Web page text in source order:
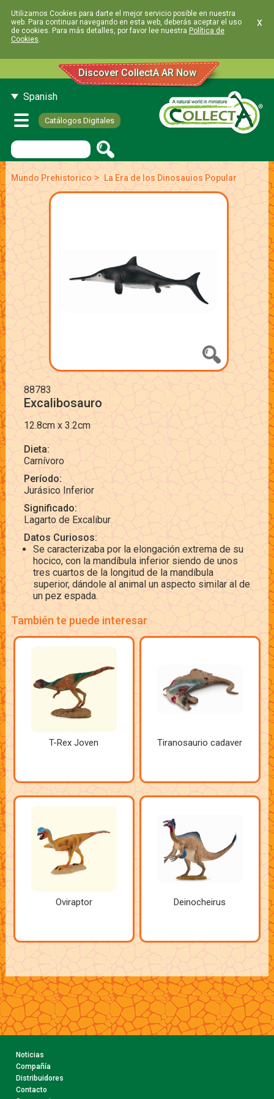
Utilizamos Cookies para darte el mejor servicio posible en nuestra
web. Para continuar navegando en esta web, deberás aceptar el uso
de cookies. Para más detalles, por favor lee nuestra Política de
Cookies.
x
Discover CollectA AR Now
Spanish
Catálogos Digitales
Mundo Prehistorico > La Era de los Dinosauios Popular
88783
Excalibosauro
12.8cm x 3.2cm
Dieta:
Carnívoro
Período:
Jurásico Inferior
Significado:
Lagarto de Excalibur
Datos Curiosos:
Se caracterizaba por la elongación extrema de su
hocico, con la mandíbula inferior siendo de unos
tres cuartos de la longitud de la mandíbula
superior, dándole al animal un aspecto similar al de
un pez espada.
También te puede interesar
T-Rex Joven Tiranosaurio cadaver
Oviraptor Deinocheirus
Noticias
Compañía
Distribuidores
Contacto